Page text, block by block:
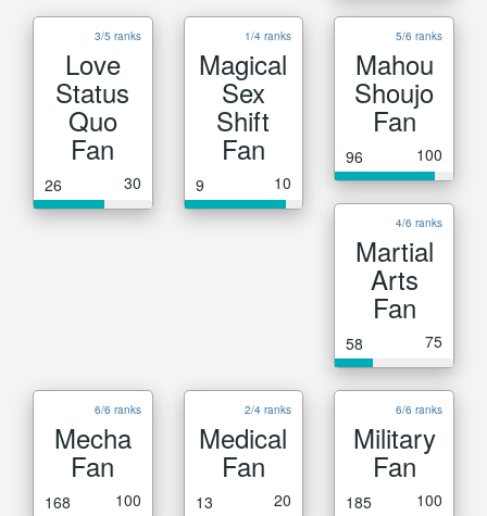
3/5 ranks
Love
Status
Quo
Fan
26 30
1/4 ranks
Magical
Sex
Shift
Fan
9 10
5/6 ranks
Mahou
Shoujo
Fan
96 100
4/6 ranks
Martial
Arts
Fan
58 75
6/6 ranks
Mecha
Fan
168 100
2/4 ranks
Medical
Fan
13 20
6/6 ranks
Military
Fan
185 100